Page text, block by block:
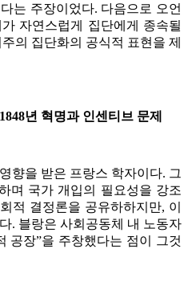
는 주장이었다. 다음으로 오언
자연스럽게 집단에게 종속될
의 집단화의 공식적 표현을 제
년 혁명과 인센티브 문제
향을 받은 프랑스 학자이다. 그
며 국가 개입의 필요성을 강조
적 결정론을 공유하하지만, 이
. 블랑은 사회공동체 내 노동자
공장”을 주창했다는 점이 그것